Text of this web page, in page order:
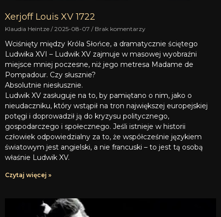
Xerjoff Louis XV 1722
Klaudia Heintze 2025-08-07 Brak komentarzy
Wciśnięty między Króla Słońce, a dramatycznie ściętego
Ludwika XVI – Ludwik XV zajmuje w masowej wyobraźni
miejsce mniej poczesne, niż jego metresa Madame de
Pompadour. Czy słusznie?
Absolutnie niesłusznie.
Ludwik XV zasługuje na to, by pamiętano o nim, jako o
nieudaczniku, który wstąpił na tron największej europejskiej
potęgi i doprowadził ją do kryzysu politycznego,
gospodarczego i społecznego. Jeśli istnieje w historii
człowiek odpowiedzialny za to, że współcześnie językiem
światowym jest angielski, a nie francuski – to jest tą osobą
właśnie Ludwik XV.
Czytaj więcej »